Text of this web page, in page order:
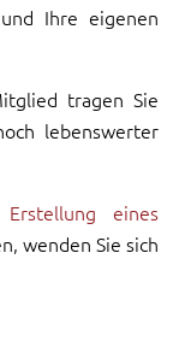
Ihre eigenen
tragen Sie
lebenswerter
eines
wenden Sie sich